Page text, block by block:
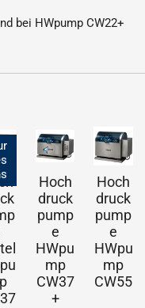
bei HWpump CW22+
Hoch
druck
pump
e
HWpu
mp
CW37
+
Hoch
druck
pump
e
HWpu
mp
CW55